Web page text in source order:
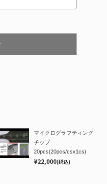
マイクログラフティング
チップ
20pcs(20pcs/csx1cs)
¥22,000(税込)